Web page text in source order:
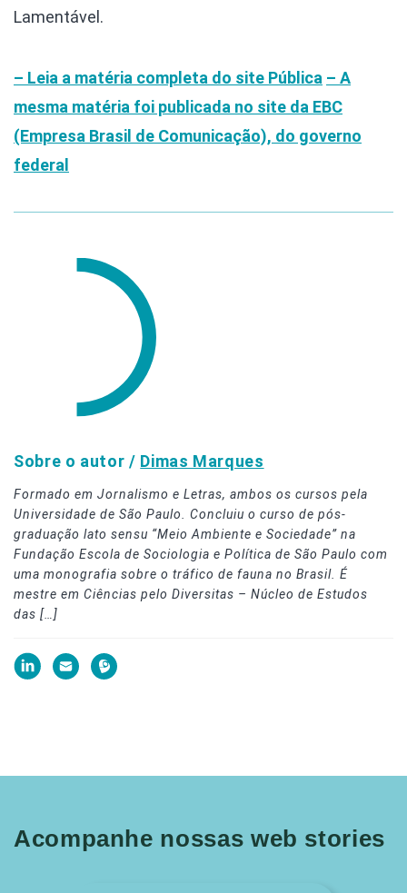
Lamentável.
– Leia a matéria completa do site Pública – A
mesma matéria foi publicada no site da EBC
(Empresa Brasil de Comunicação), do governo
federal
Sobre o autor / Dimas Marques
Formado em Jornalismo e Letras, ambos os cursos pela
Universidade de São Paulo. Concluiu o curso de pós-
graduação lato sensu “Meio Ambiente e Sociedade” na
Fundação Escola de Sociologia e Política de São Paulo com
uma monografia sobre o tráfico de fauna no Brasil. É
mestre em Ciências pelo Diversitas – Núcleo de Estudos
das […]
Acompanhe nossas web stories